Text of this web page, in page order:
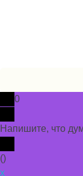
0
Напишите, что
()
x